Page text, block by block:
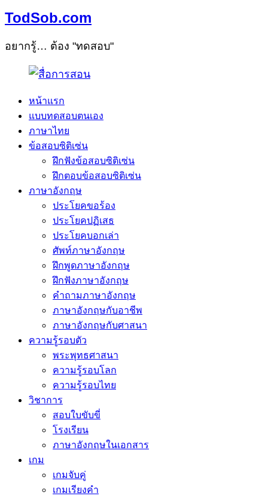
TodSob.com
อยากรู้… ต้อง "ทดสอบ"
หน้าแรก
แบบทดสอบตนเอง
ภาษาไทย
ข้อสอบซิติเซ่น
ฝึกฟังข้อสอบซิติเซ่น
ฝึกตอบข้อสอบซิติเซ่น
ภาษาอังกฤษ
ประโยคขอร้อง
ประโยคปฏิเสธ
ประโยคบอกเล่า
ศัพท์ภาษาอังกฤษ
ฝึกพูดภาษาอังกฤษ
ฝึกฟังภาษาอังกฤษ
คำถามภาษาอังกฤษ
ภาษาอังกฤษกับอาชีพ
ภาษาอังกฤษกับศาสนา
ความรู้รอบตัว
พระพุทธศาสนา
ความรู้รอบโลก
ความรู้รอบไทย
วิชาการ
สอบใบขับขี่
โรงเรียน
ภาษาอังกฤษในเอกสาร
เกม
เกมจับคู่
เกมเรียงคำ